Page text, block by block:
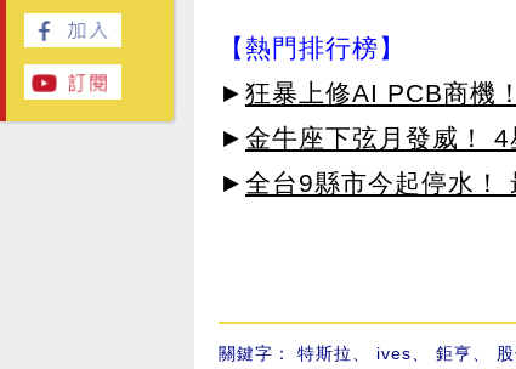
【熱門排行榜】
► 狂暴上修AI PCB商機
► 金牛座下弦月發威！
► 全台9縣市今起停水！
關鍵字： 特斯拉 ives 鉅亨